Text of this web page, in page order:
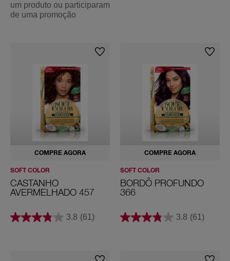
um produto ou participaram
de uma promoção
COMPRE AGORA
SOFT COLOR
CASTANHO
AVERMELHADO 457
3.8 (61)
COMPRE AGORA
SOFT COLOR
BORDÔ PROFUNDO
366
3.8 (61)